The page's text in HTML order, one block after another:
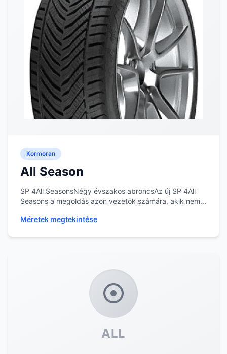
Kormoran
All Season
SP 4All SeasonsNégy évszakos abroncsAz új SP 4All
Seasons a megoldás azon vezetõk számára, akik nem...
Méretek megtekintése
ALL